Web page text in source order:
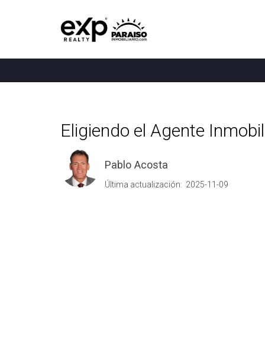
Eligiendo el Agente
Pablo Acosta
Última actualización: 2025-11-09